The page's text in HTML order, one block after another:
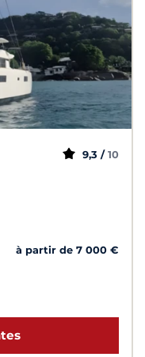
9,3 / 10
à partir de 7 000 €